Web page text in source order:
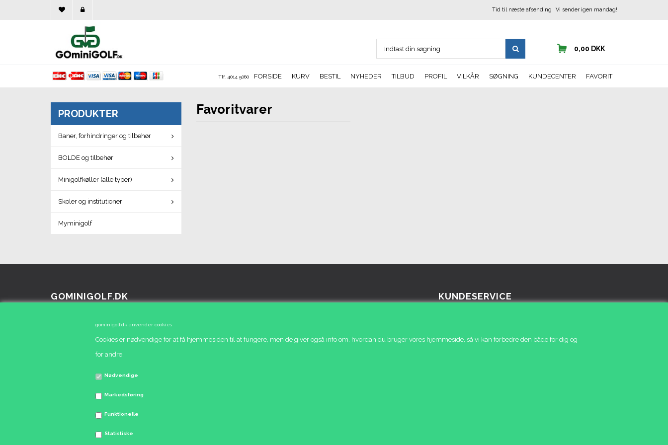
gominigolf.dk anvender cookies
Cookies er nødvendige for at få hjemmesiden til at fungere, men de giver også info om, hvordan du bruger vores hjemmeside, så vi kan forbedre den både for dig og
for andre.
Nødvendige
Markedsføring
Funktionelle
Statistiske
Tid til næste afsending Vi sender igen mandag!
0,00 DKK
Tlf. 4014 5060 FORSIDE KURV BESTIL NYHEDER TILBUD PROFIL VILKÅR SØGNING KUNDECENTER FAVORIT
Favoritvarer
PRODUKTER
Baner, forhindringer og tilbehør
BOLDE og tilbehør
Minigolfkøller (alle typer)
Skoler og institutioner
Myminigolf
GOMINIGOLF.DK
Tlf.: 40 14 50 60
info@klubbutikken.dk
KUNDESERVICE